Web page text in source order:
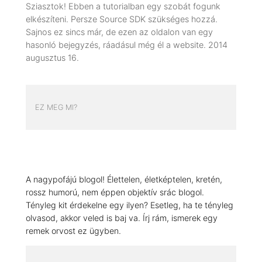
Sziasztok! Ebben a tutorialban egy szobát fogunk
elkészíteni. Persze Source SDK szükséges hozzá.
Sajnos ez sincs már, de ezen az oldalon van egy
hasonló bejegyzés, ráadásul még él a website. 2014
augusztus 16.
EZ MEG MI?
A nagypofájú blogol! Élettelen, életképtelen, kretén,
rossz humorú, nem éppen objektív srác blogol.
Tényleg kit érdekelne egy ilyen? Esetleg, ha te tényleg
olvasod, akkor veled is baj va. Írj rám, ismerek egy
remek orvost ez ügyben.